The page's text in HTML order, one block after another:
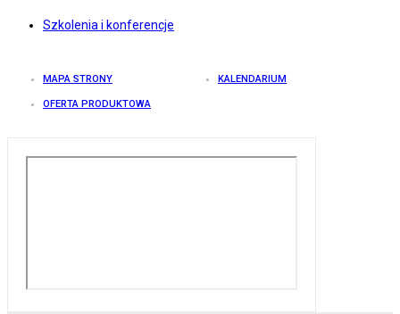
Szkolenia i konferencje
MAPA STRONY KALENDARIUM
OFERTA PRODUKTOWA